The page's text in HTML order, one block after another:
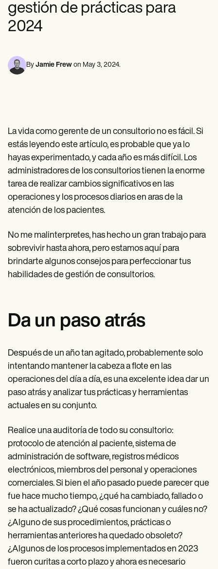
Profesionales de la Salud Mental
Trabajo Social
Nutricionistas
Fisioterapia
Masajistas
Terapia Ocupacional
Plantillas
Códigos ICD
Procedure Codes
Superbill Template
Notas SOAP
Treatment Plan Template
Social Work Treatment Plans
DAR Note Template
Demos
Training Hub
Webinars
Switch to Carepatron
Become a Partner
Get started
Insurance claims
Speech therapists
Life coaches
Massage therapists
Personal trainers
gestión de prácticas para
2024
By Jamie Frew on May 3, 2024.
La vida como gerente de un consultorio no es fácil. Si
estás leyendo este artículo, es probable que ya lo
hayas experimentado, y cada año es más difícil. Los
administradores de los consultorios tienen la enorme
tarea de realizar cambios significativos en las
operaciones y los procesos diarios en aras de la
atención de los pacientes.
No me malinterpretes, has hecho un gran trabajo para
sobrevivir hasta ahora, pero estamos aquí para
brindarte algunos consejos para perfeccionar tus
habilidades de gestión de consultorios.
Da un paso atrás
Después de un año tan agitado, probablemente solo
intentando mantener la cabeza a flote en las
operaciones del día a día, es una excelente idea dar un
paso atrás y analizar tus prácticas y herramientas
actuales en su conjunto.
Realice una auditoría de todo su consultorio:
protocolo de atención al paciente, sistema de
administración de software, registros médicos
electrónicos, miembros del personal y operaciones
comerciales. Si bien el año pasado puede parecer que
fue hace mucho tiempo, ¿qué ha cambiado, fallado o
se ha actualizado? ¿Qué cosas funcionan y cuáles no?
¿Alguno de sus procedimientos, prácticas o
herramientas anteriores ha quedado obsoleto?
¿Algunos de los procesos implementados en 2023
fueron curitas a corto plazo y ahora es necesario